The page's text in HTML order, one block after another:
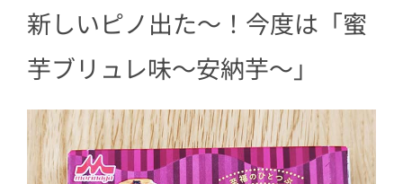
新しいピノ出た〜！今度は「蜜
芋ブリュレ味～安納芋～」